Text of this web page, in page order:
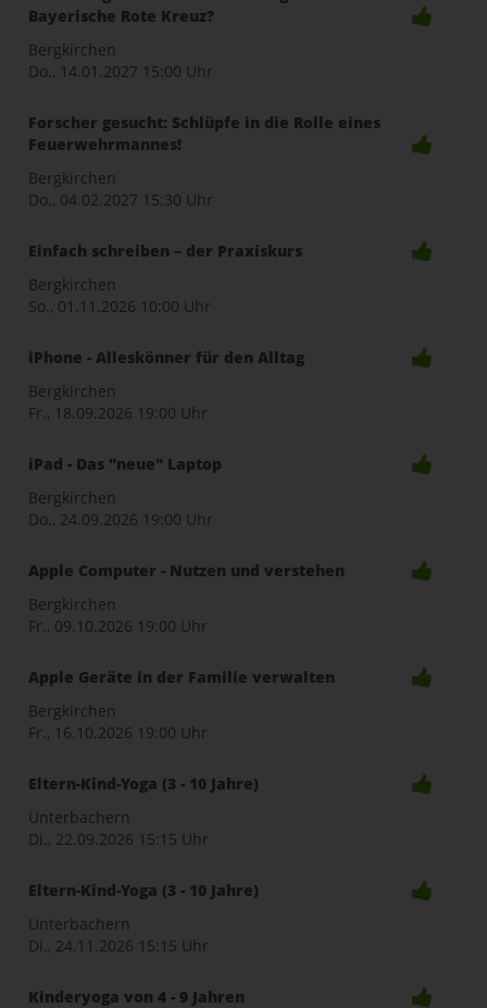
Bayerische Rote Kreuz?
Bergkirchen
Do., 14.01.2027 15:00 Uhr
Forscher gesucht: Schlüpfe in die Rolle eines
Feuerwehrmannes!
Bergkirchen
Do., 04.02.2027 15:30 Uhr
Einfach schreiben – der Praxiskurs
Bergkirchen
So., 01.11.2026 10:00 Uhr
iPhone - Alleskönner für den Alltag
Bergkirchen
Fr., 18.09.2026 19:00 Uhr
iPad - Das "neue" Laptop
Bergkirchen
Do., 24.09.2026 19:00 Uhr
Apple Computer - Nutzen und verstehen
Bergkirchen
Fr., 09.10.2026 19:00 Uhr
Apple Geräte in der Familie verwalten
Bergkirchen
Fr., 16.10.2026 19:00 Uhr
Eltern-Kind-Yoga (3 - 10 Jahre)
Unterbachern
Di., 22.09.2026 15:15 Uhr
Eltern-Kind-Yoga (3 - 10 Jahre)
Unterbachern
Di., 24.11.2026 15:15 Uhr
Kinderyoga von 4 - 9 Jahren